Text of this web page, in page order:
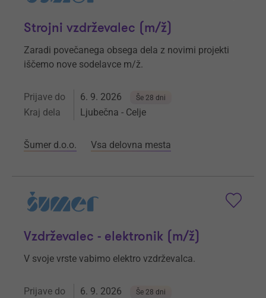
Strojni vzdrževalec (m/ž)
Zaradi povečanega obsega dela z novimi projekti
iščemo nove sodelavce m/ž.
Prijave do 6. 9. 2026 Še 28 dni
Kraj dela Ljubečna - Celje
Šumer d.o.o. Vsa delovna mesta
Vzdrževalec - elektronik (m/ž)
V svoje vrste vabimo elektro vzdrževalca.
Prijave do 6. 9. 2026 Še 28 dni